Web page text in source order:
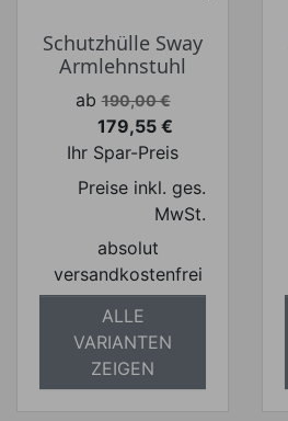
Schutzhülle Sway
Armlehnstuhl
Verkaufspreis
ab 190,00 €
Preis
179,55 €
Ihr Spar-Preis
Preise inkl. ges.
MwSt.
absolut
versandkostenfrei
ALLE
VARIANTEN
ZEIGEN